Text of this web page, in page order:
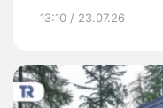
13:10 / 23.07.26